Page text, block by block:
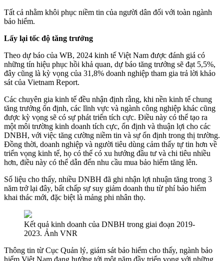
Tất cả nhằm khôi phục niềm tin của người dân đối với toàn ngành
bảo hiểm.
Lấy lại tốc độ tăng trưởng
Theo dự báo của WB, 2024 kinh tế Việt Nam được đánh giá có
những tín hiệu phục hồi khả quan, dự báo tăng trưởng sẽ đạt 5,5%,
đây cũng là kỳ vọng của 31,8% doanh nghiệp tham gia trả lời khảo
sát của Vietnam Report.
Các chuyên gia kinh tế đều nhận định rằng, khi nền kinh tế chung
tăng trưởng ổn định, các lĩnh vực và ngành công nghiệp khác cũng
được kỳ vọng sẽ có sự phát triển tích cực. Điều này có thể tạo ra
một môi trường kinh doanh tích cực, ổn định và thuận lợi cho các
DNBH, với việc tăng cường niềm tin và sự ổn định trong thị trường.
Đồng thời, doanh nghiệp và người tiêu dùng cảm thấy tự tin hơn về
triển vọng kinh tế, họ có thể có xu hướng đầu tư và chi tiêu nhiều
hơn, điều này có thể dẫn đến nhu cầu mua bảo hiểm tăng lên.
Số liệu cho thấy, nhiều DNBH đã ghi nhận lợi nhuận tăng trong 3
năm trở lại đây, bất chấp sự suy giảm doanh thu từ phí bảo hiểm
khai thác mới, đặc biệt là mảng phi nhân thọ.
Kết quả kinh doanh của DNBH trong giai đoạn 2019-
2023. Ảnh VNR
Thông tin từ Cục Quản lý, giám sát bảo hiểm cho thấy, ngành bảo
hiểm Việt Nam đang hướng tới một năm đầy triển vọng với những